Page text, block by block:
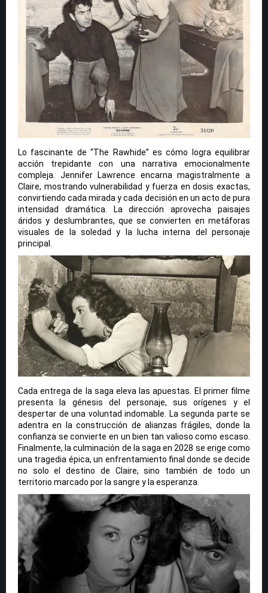
Lo fascinante de “The Rawhide” es cómo logra equilibrar
acción trepidante con una narrativa emocionalmente
compleja. Jennifer Lawrence encarna magistralmente a
Claire, mostrando vulnerabilidad y fuerza en dosis exactas,
convirtiendo cada mirada y cada decisión en un acto de pura
intensidad dramática. La dirección aprovecha paisajes
áridos y deslumbrantes, que se convierten en metáforas
visuales de la soledad y la lucha interna del personaje
principal.
Cada entrega de la saga eleva las apuestas. El primer filme
presenta la génesis del personaje, sus orígenes y el
despertar de una voluntad indomable. La segunda parte se
adentra en la construcción de alianzas frágiles, donde la
confianza se convierte en un bien tan valioso como escaso.
Finalmente, la culminación de la saga en 2028 se erige como
una tragedia épica, un enfrentamiento final donde se decide
no solo el destino de Claire, sino también de todo un
territorio marcado por la sangre y la esperanza.